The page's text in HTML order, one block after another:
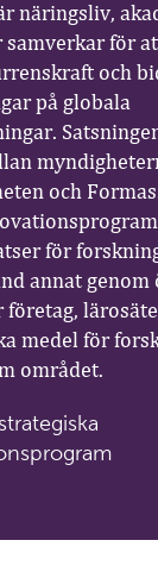
näringsliv,
för
och
på globala
och
för
annat genom
medel för
området.